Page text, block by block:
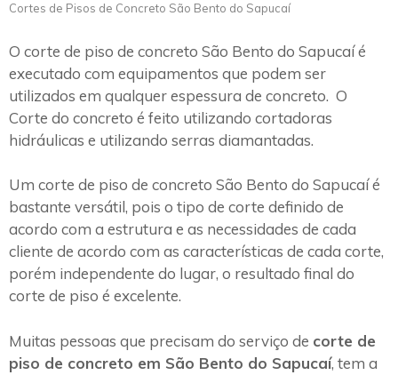
Cortes de Pisos de Concreto São Bento do Sapucaí
O corte de piso de concreto São Bento do Sapucaí é
executado com equipamentos que podem ser
utilizados em qualquer espessura de concreto. O
Corte do concreto é feito utilizando cortadoras
hidráulicas e utilizando serras diamantadas.
Um corte de piso de concreto São Bento do Sapucaí é
bastante versátil, pois o tipo de corte definido de
acordo com a estrutura e as necessidades de cada
cliente de acordo com as características de cada corte,
porém independente do lugar, o resultado final do
corte de piso é excelente.
Muitas pessoas que precisam do serviço de corte de
piso de concreto em São Bento do Sapucaí, tem a